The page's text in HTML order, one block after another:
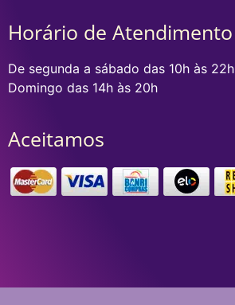
Horário de Atendimento
De segunda a sábado das 10h às 22h
Domingo das 14h às 20h
Aceitamos